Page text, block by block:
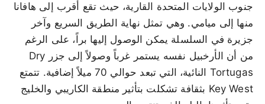
جنوب الولايات المتحدة القارية، حيث تقع أقرب إلى هافانا
منها إلى ميامي. وهي تمثل نهاية الطريق السريع وآخر
جزيرة في السلسلة يمكن الوصول إليها براً، على الرغم
من أن الأرخبيل نفسه يستمر غرباً وصولاً إلى جزر Dry
Tortugas النائية، التي تبعد حوالي 70 ميلاً إضافية. تتمتع
Key West بثقافة تشكلت بتأثير منطقة الكاريبي والخليج